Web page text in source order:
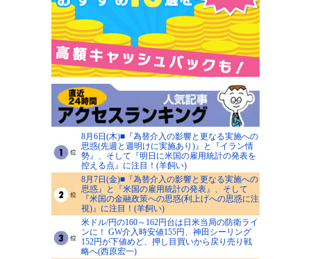
8月6日(木)■『為替介入の影響と更なる実施への
思惑(先週と週明けに実施あり)』と『イラン情
勢』、そして『明日に米国の雇用統計の発表を
控える点』に注目！(羊飼い)
8月7日(金)■『為替介入の影響と更なる実施への
思惑』と『米国の雇用統計の発表』、そして
『米国の金融政策への思惑(利上げへの思惑に注
視)』に注目！(羊飼い)
米ドル/円の160～162円台は日米当局の防衛ライ
ンに！ GW介入時安値155円、神田シーリング
152円が下値めど、押し目買いから戻り売り戦
略へ(西原宏一)